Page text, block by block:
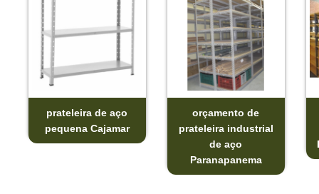
prateleira de aço
pequena Cajamar
orçamento de
prateleira industrial
de aço
Paranapanema